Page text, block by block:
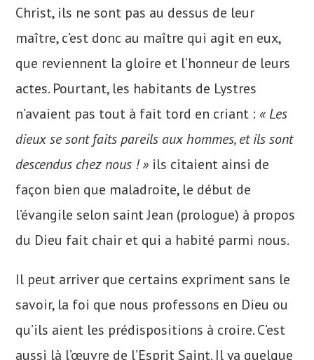
Christ, ils ne sont pas au dessus de leur
maître, c’est donc au maître qui agit en eux,
que reviennent la gloire et l’honneur de leurs
actes. Pourtant, les habitants de Lystres
n’avaient pas tout à fait tord en criant : « Les
dieux se sont faits pareils aux hommes, et ils sont
descendus chez nous ! » ils citaient ainsi de
façon bien que maladroite, le début de
l’évangile selon saint Jean (prologue) à propos
du Dieu fait chair et qui a habité parmi nous.
Il peut arriver que certains expriment sans le
savoir, la foi que nous professons en Dieu ou
qu’ils aient les prédispositions à croire. C’est
aussi là l’œuvre de l’Esprit Saint. Il ya quelque